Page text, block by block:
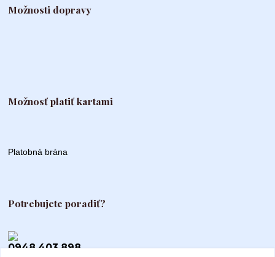
Možnosti dopravy
Možnosť platiť kartami
Platobná brána
Potrebujete poradiť?
0948 403 898